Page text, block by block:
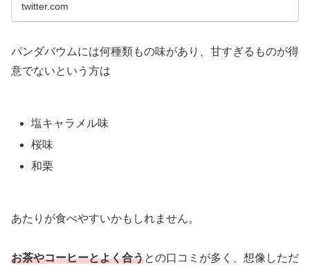
twitter.com
パンダバウムには何種類もの味があり、甘すぎるものが得
意でないという方は
塩キャラメル味
桜味
和栗
あたりが食べやすいかもしれません。
お茶やコーヒーとよく合うとの口コミが多く、想像しただ